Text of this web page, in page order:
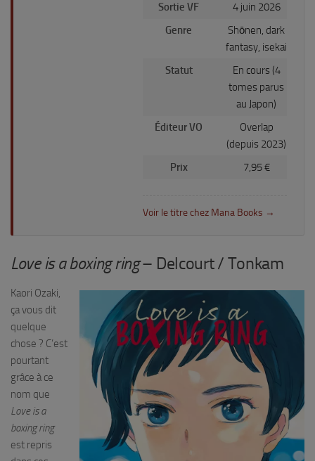
Sortie VF
4 juin 2026
Genre
Shōnen, dark
fantasy, isekai
Statut
En cours (4
tomes parus
au Japon)
Éditeur VO
Overlap
(depuis 2023)
Prix
7,95 €
Voir le titre chez Mana Books →
Love is a boxing ring– Delcourt / Tonkam
Kaori Ozaki,
ça vous dit
quelque
chose ? C’est
pourtant
grâce à ce
nom que
Love is a
boxing ring
est repris